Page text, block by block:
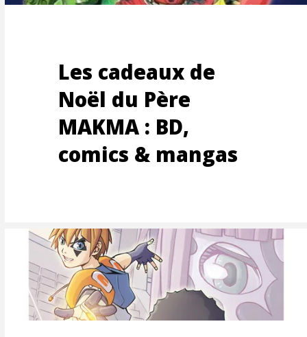
Les cadeaux de
Noël du Père
MAKMA : BD,
comics & mangas